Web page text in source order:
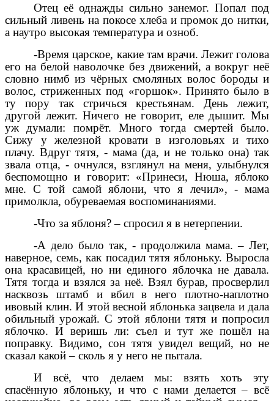
Отец её однажды сильно занемог. Попал под
сильный ливень на покосе хлеба и промок до нитки,
а наутро высокая температура и озноб.
-Время царское, какие там врачи. Лежит голова
его на белой наволочке без движений, а вокруг неё
словно нимб из чёрных смоляных волос бороды и
волос, стриженных под «горшок». Принято было в
ту пору так стричься крестьянам. День лежит,
другой лежит. Ничего не говорит, еле дышит. Мы
уж думали: помрёт. Много тогда смертей было.
Сижу у железной кровати в изголовьях и тихо
плачу. Вдруг тятя, - мама (да, и не только она) так
звала отца, - очнулся, взглянул на меня, улыбнулся
беспомощно и говорит: «Принеси, Нюша, яблоко
мне. С той самой яблони, что я лечил», - мама
примолкла, обуреваемая воспоминаниями.
-Что за яблоня? – спросил я в нетерпении.
-А дело было так, - продолжила мама. – Лет,
наверное, семь, как посадил тятя яблоньку. Выросла
она красавицей, но ни единого яблочка не давала.
Тятя тогда и взялся за неё. Взял бурав, просверлил
насквозь штамб и вбил в него плотно-наплотно
ивовый клин. И этой весной яблонька зацвела и дала
обильный урожай. С этой яблони тятя и попросил
яблочко. И веришь ли: съел и тут же пошёл на
поправку. Видимо, сон тятя увидел вещий, но не
сказал какой – сколь я у него не пытала.
И всё, что делаем мы: взять хоть эту
спасённую яблоньку, и что с нами делается – всё